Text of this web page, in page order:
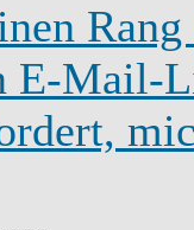
Rang
E-Mail-